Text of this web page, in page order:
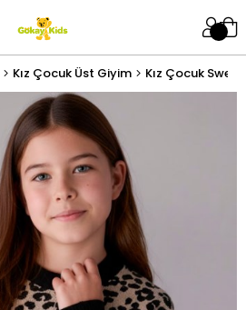
Kız Çocuk Üst Giyim Kız Çocuk